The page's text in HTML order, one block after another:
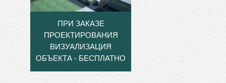
ПРИ ЗАКАЗЕ
ПРОЕКТИРОВАНИЯ
ВИЗУАЛИЗАЦИЯ
ОБЪЕКТА - БЕСПЛАТНО